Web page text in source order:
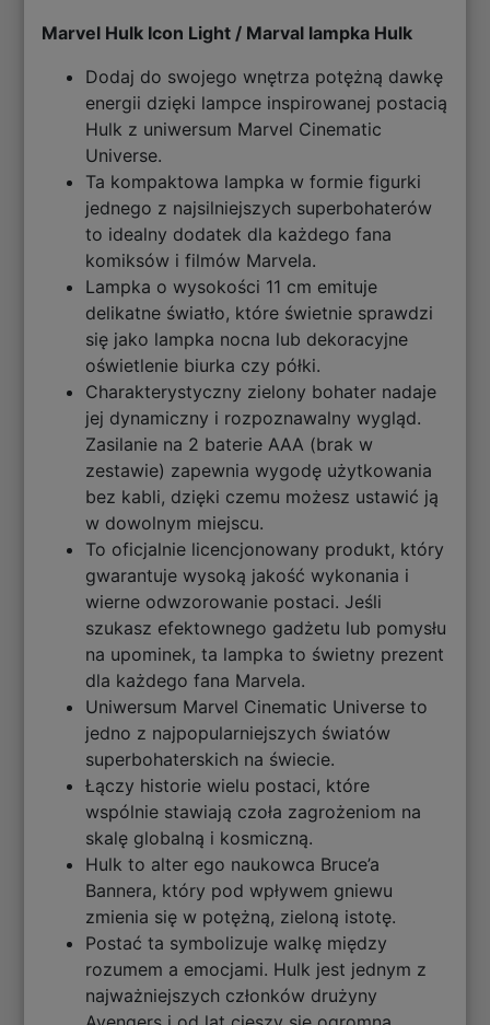
Marvel Hulk Icon Light / Marval lampka Hulk
Dodaj do swojego wnętrza potężną dawkę
energii dzięki lampce inspirowanej postacią
Hulk z uniwersum Marvel Cinematic
Universe.
Ta kompaktowa lampka w formie figurki
jednego z najsilniejszych superbohaterów
to idealny dodatek dla każdego fana
komiksów i filmów Marvela.
Lampka o wysokości 11 cm emituje
delikatne światło, które świetnie sprawdzi
się jako lampka nocna lub dekoracyjne
oświetlenie biurka czy półki.
Charakterystyczny zielony bohater nadaje
jej dynamiczny i rozpoznawalny wygląd.
Zasilanie na 2 baterie AAA (brak w
zestawie) zapewnia wygodę użytkowania
bez kabli, dzięki czemu możesz ustawić ją
w dowolnym miejscu.
To oficjalnie licencjonowany produkt, który
gwarantuje wysoką jakość wykonania i
wierne odwzorowanie postaci. Jeśli
szukasz efektownego gadżetu lub pomysłu
na upominek, ta lampka to świetny prezent
dla każdego fana Marvela.
Uniwersum Marvel Cinematic Universe to
jedno z najpopularniejszych światów
superbohaterskich na świecie.
Łączy historie wielu postaci, które
wspólnie stawiają czoła zagrożeniom na
skalę globalną i kosmiczną.
Hulk to alter ego naukowca Bruce’a
Bannera, który pod wpływem gniewu
zmienia się w potężną, zieloną istotę.
Postać ta symbolizuje walkę między
rozumem a emocjami. Hulk jest jednym z
najważniejszych członków drużyny